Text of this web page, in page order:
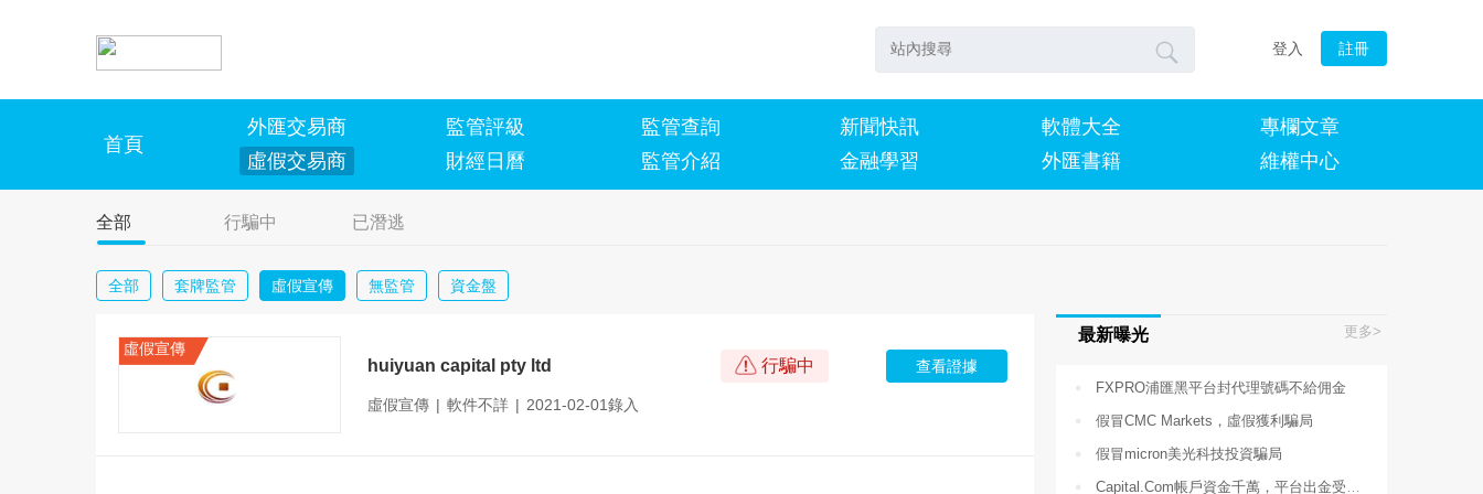
 登入 註冊
首頁
外匯交易商
虛假交易商
監管評級
財經日曆
監管查詢
監管介紹
新聞快訊
金融學習
軟體大全
外匯書籍
專欄文章
維權中心
全部 行騙中 已潛逃
全部 套牌監管 虛假宣傳 無監管 資金盤
虛假宣傳
huiyuan capital pty ltd 行騙中 查看證據
虛假宣傳 | 軟件不詳 | 2021-02-01錄入
最新曝光 更多>
FXPRO浦匯黑平台封代理號碼不給佣金
假冒CMC Markets，虛假獲利騙局
假冒micron美光科技投資騙局
Capital.Com帳戶資金千萬，平台出金受阻，包庇違規客戶經理